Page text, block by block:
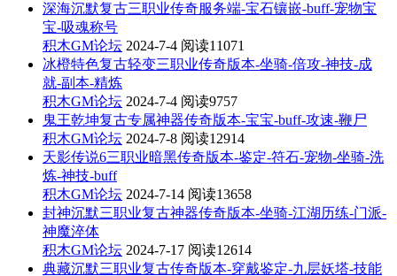
深海沉默复古三职业传奇服务端-宝石镶嵌-buff-宠物宝
宝-吸魂称号
积木GM论坛 2024-7-4 阅读11071
冰橙特色复古轻变三职业传奇版本-坐骑-倍攻-神技-成
就-副本-精炼
积木GM论坛 2024-7-4 阅读9757
鬼王乾坤复古专属神器传奇版本-宝宝-buff-攻速-鞭尸
积木GM论坛 2024-7-8 阅读12914
天影传说6三职业暗黑传奇版本-鉴定-符石-宠物-坐骑-洗
炼-神技-buff
积木GM论坛 2024-7-14 阅读13658
封神沉默三职业复古神器传奇版本-坐骑-江湖历练-门派-
神魔淬体
积木GM论坛 2024-7-17 阅读12614
典藏沉默三职业复古传奇版本-穿戴鉴定-九层妖塔-技能